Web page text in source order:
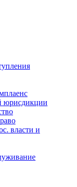
юрисдикции
власти и